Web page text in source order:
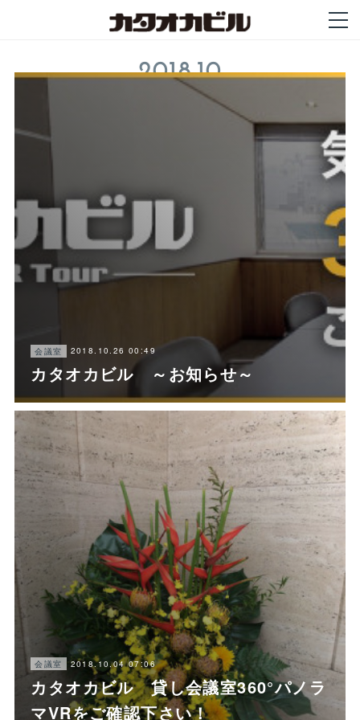
2018.10
会議室 2018.10.26 00:49
カタオカビル ～お知らせ～
会議室 2018.10.04 07:06
カタオカビル 貸し会議室360°パノラ
マVRをご確認下さい！